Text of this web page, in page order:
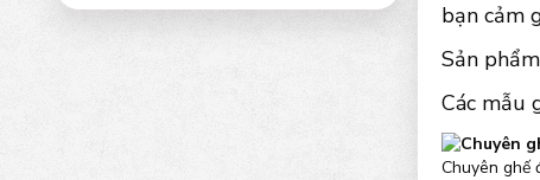
bạn cảm
Sản
Các mẫu
Chuyên ghế